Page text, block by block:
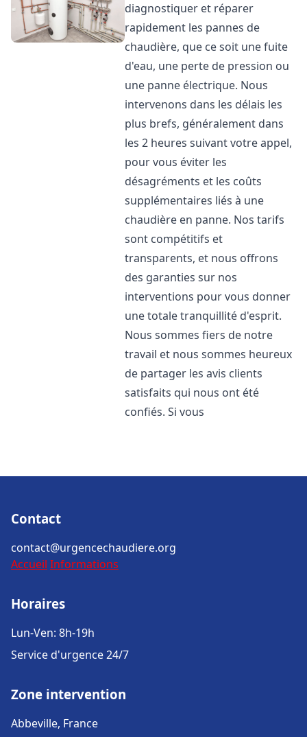
diagnostiquer et réparer
rapidement les pannes de
chaudière, que ce soit une fuite
d'eau, une perte de pression ou
une panne électrique. Nous
intervenons dans les délais les
plus brefs, généralement dans
les 2 heures suivant votre appel,
pour vous éviter les
désagréments et les coûts
supplémentaires liés à une
chaudière en panne. Nos tarifs
sont compétitifs et
transparents, et nous offrons
des garanties sur nos
interventions pour vous donner
une totale tranquillité d'esprit.
Nous sommes fiers de notre
travail et nous sommes heureux
de partager les avis clients
satisfaits qui nous ont été
confiés. Si vous
Contact
contact@urgencechaudiere.org
Accueil Informations
Horaires
Lun-Ven: 8h-19h
Service d'urgence 24/7
Zone intervention
Abbeville, France